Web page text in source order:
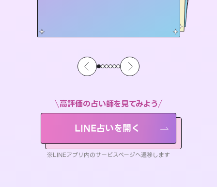
高評価の占い師を見てみよう
LINE占いを開く
※LINEアプリ内のサービスページへ遷移します